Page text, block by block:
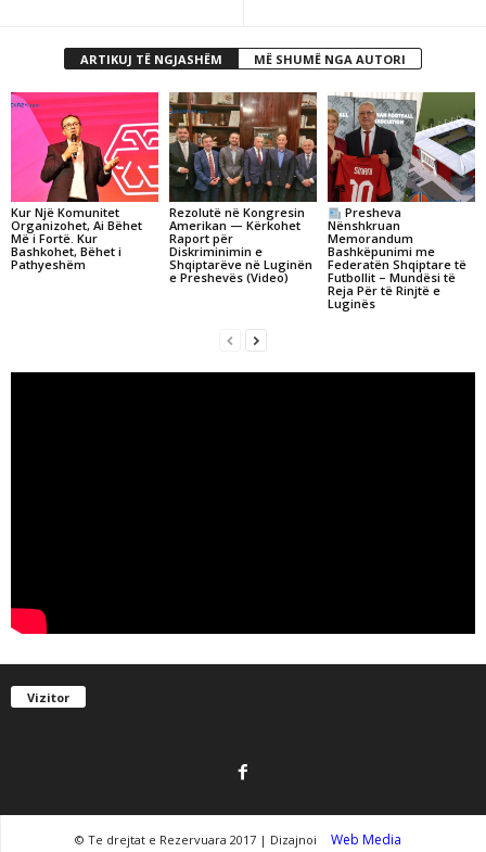
ARTIKUJ TË NGJASHËM MË SHUMË NGA AUTORI
Kur Një Komunitet
Organizohet, Ai Bëhet
Më i Fortë. Kur
Bashkohet, Bëhet i
Pathyeshëm
Rezolutë në Kongresin
Amerikan — Kërkohet
Raport për
Diskriminimin e
Shqiptarëve në Luginën
e Preshevës (Video)
Presheva
Nënshkruan
Memorandum
Bashkëpunimi me
Federatën Shqiptare të
Futbollit – Mundësi të
Reja Për të Rinjtë e
Luginës
Vizitor
© Te drejtat e Rezervuara 2017 | Dizajnoi Web Media